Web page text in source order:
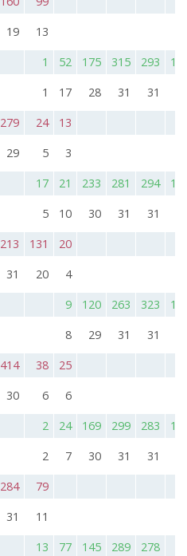
19
13
1 52 175 315 293
1 17 28 31 31
279 24
13
29 5
3
17 21 233 281 294
5 10 30 31 31
213 131
20
31 20
4
9 120 263 323
8 29 31 31
414 38
25
30 6
6
2 24 169 299 283
2 7 30 31 31
284
79
31
11
13 77 145 289 278